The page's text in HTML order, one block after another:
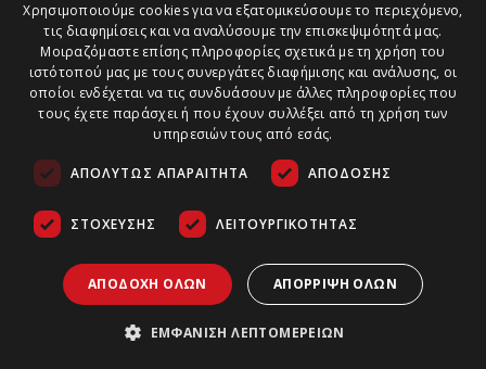
Χρησιμοποιούμε cookies για να εξατομικεύσουμε το περιεχόμενο,
τις διαφημίσεις και να αναλύσουμε την επισκεψιμότητά μας.
Μοιραζόμαστε επίσης πληροφορίες σχετικά με τη χρήση του
ιστότοπού μας με τους συνεργάτες διαφήμισης και ανάλυσης, οι
οποίοι ενδέχεται να τις συνδυάσουν με άλλες πληροφορίες που
τους έχετε παράσχει ή που έχουν συλλέξει από τη χρήση των
υπηρεσιών τους από εσάς.
ΑΠΟΛΎΤΩΣ ΑΠΑΡΑΊΤΗΤΑ ΑΠΌΔΟΣΗΣ
ΣΤΌΧΕΥΣΗΣ ΛΕΙΤΟΥΡΓΙΚΌΤΗΤΑΣ
ΑΠΟΔΟΧΉ ΌΛΩΝ ΑΠΌΡΡΙΨΗ ΌΛΩΝ
ΕΜΦΆΝΙΣΗ ΛΕΠΤΟΜΕΡΕΙΏΝ